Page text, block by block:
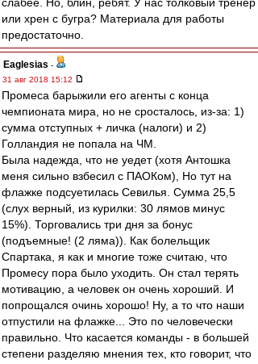
или хрен с бугра? Материала для работы
предостаточно.
Eaglesias -
31 авг 2018 15:12
Промеса барыжили его агенты с конца
чемпионата мира, но не сросталось, из-за: 1)
сумма отступных + личка (налоги) и 2)
Голландия не попала на ЧМ.
Была надежда, что не уедет (хотя Антошка
меня сильно взбесил с ПАОКом), Но тут на
флажке подсуетилась Севилья. Сумма 25,5
(слух верный, из курилки: 30 лямов минус
15%). Торговались три дня за бонус
(подъемные! (2 ляма)). Как болельщик
Спартака, я как и многие тоже считаю, что
Промесу пора было уходить. Он стал терять
мотивацию, а человек он очень хороший. И
попрощался очинь хорошо! Ну, а то что наши
отпустили на флажке... Это по человечески
правильно. Что касается команды - в большей
степени разделяю мнения тех, кто говорит, что